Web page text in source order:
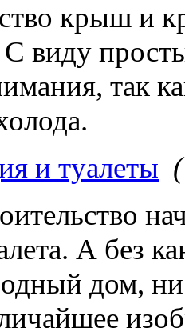
крыш и
С виду
так
и туалеты
А без
дом,